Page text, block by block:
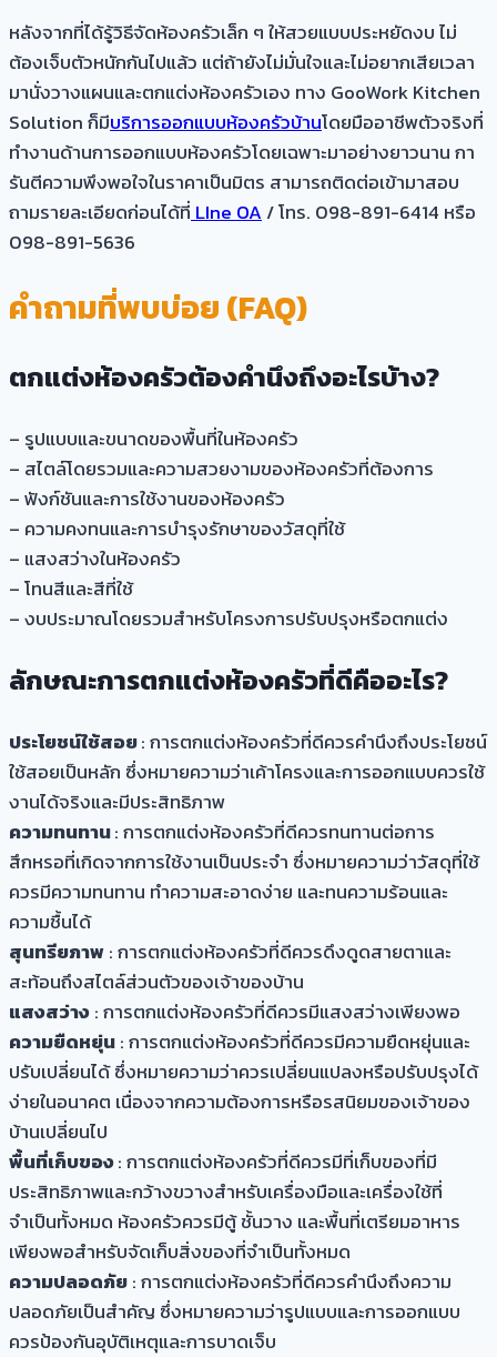
หลังจากที่ได้รู้วิธีจัดห้องครัวเล็ก ๆ ให้สวยแบบประหยัดงบ ไม่
ต้องเจ็บตัวหนักกันไปแล้ว แต่ถ้ายังไม่มั่นใจและไม่อยากเสียเวลา
มานั่งวางแผนและตกแต่งห้องครัวเอง ทาง GooWork Kitchen
Solution ก็มีบริการออกแบบห้องครัวบ้านโดยมืออาชีพตัวจริงที่
ทำงานด้านการออกแบบห้องครัวโดยเฉพาะมาอย่างยาวนาน กา
รันตีความพึงพอใจในราคาเป็นมิตร สามารถติดต่อเข้ามาสอบ
ถามรายละเอียดก่อนได้ที่LIne OA/ โทร. 098-891-6414 หรือ
098-891-5636
คำถามที่พบบ่อย (FAQ)
ตกแต่งห้องครัวต้องคำนึงถึงอะไรบ้าง?
– รูปแบบและขนาดของพื้นที่ในห้องครัว
– สไตล์โดยรวมและความสวยงามของห้องครัวที่ต้องการ
– ฟังก์ชันและการใช้งานของห้องครัว
– ความคงทนและการบำรุงรักษาของวัสดุที่ใช้
– แสงสว่างในห้องครัว
– โทนสีและสีที่ใช้
– งบประมาณโดยรวมสำหรับโครงการปรับปรุงหรือตกแต่ง
ลักษณะการตกแต่งห้องครัวที่ดีคืออะไร?
ประโยชน์ใช้สอย: การตกแต่งห้องครัวที่ดีควรคำนึงถึงประโยชน์
ใช้สอยเป็นหลัก ซึ่งหมายความว่าเค้าโครงและการออกแบบควรใช้
งานได้จริงและมีประสิทธิภาพ
ความทนทาน: การตกแต่งห้องครัวที่ดีควรทนทานต่อการ
สึกหรอที่เกิดจากการใช้งานเป็นประจำ ซึ่งหมายความว่าวัสดุที่ใช้
ควรมีความทนทาน ทำความสะอาดง่าย และทนความร้อนและ
ความชื้นได้
สุนทรียภาพ: การตกแต่งห้องครัวที่ดีควรดึงดูดสายตาและ
สะท้อนถึงสไตล์ส่วนตัวของเจ้าของบ้าน
แสงสว่าง: การตกแต่งห้องครัวที่ดีควรมีแสงสว่างเพียงพอ
ความยืดหยุ่น: การตกแต่งห้องครัวที่ดีควรมีความยืดหยุ่นและ
ปรับเปลี่ยนได้ ซึ่งหมายความว่าควรเปลี่ยนแปลงหรือปรับปรุงได้
ง่ายในอนาคต เนื่องจากความต้องการหรือรสนิยมของเจ้าของ
บ้านเปลี่ยนไป
พื้นที่เก็บของ: การตกแต่งห้องครัวที่ดีควรมีที่เก็บของที่มี
ประสิทธิภาพและกว้างขวางสำหรับเครื่องมือและเครื่องใช้ที่
จำเป็นทั้งหมด ห้องครัวควรมีตู้ ชั้นวาง และพื้นที่เตรียมอาหาร
เพียงพอสำหรับจัดเก็บสิ่งของที่จำเป็นทั้งหมด
ความปลอดภัย: การตกแต่งห้องครัวที่ดีควรคำนึงถึงความ
ปลอดภัยเป็นสำคัญ ซึ่งหมายความว่ารูปแบบและการออกแบบ
ควรป้องกันอุบัติเหตุและการบาดเจ็บ